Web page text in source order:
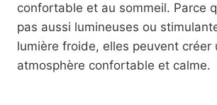
confortable et au sommeil. Parce
pas aussi lumineuses ou
lumière froide, elles peuvent créer
atmosphère confortable et calme.